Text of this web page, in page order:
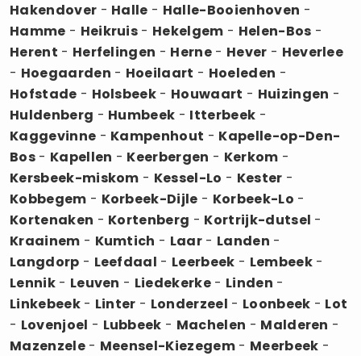
Hakendover - Halle - Halle-Booienhoven -
Hamme - Heikruis - Hekelgem - Helen-Bos -
Herent - Herfelingen - Herne - Hever - Heverlee
- Hoegaarden - Hoeilaart - Hoeleden -
Hofstade - Holsbeek - Houwaart - Huizingen -
Huldenberg - Humbeek - Itterbeek -
Kaggevinne - Kampenhout - Kapelle-op-Den-
Bos- Kapellen - Keerbergen - Kerkom -
Kersbeek-miskom - Kessel-Lo - Kester -
Kobbegem - Korbeek-Dijle - Korbeek-Lo -
Kortenaken - Kortenberg - Kortrijk-dutsel -
Kraainem - Kumtich - Laar - Landen -
Langdorp - Leefdaal - Leerbeek - Lembeek-
Lennik- Leuven - Liedekerke- Linden -
Linkebeek- Linter - Londerzeel - Loonbeek - Lot
- Lovenjoel - Lubbeek - Machelen - Malderen -
Mazenzele- Meensel-Kiezegem- Meerbeek -